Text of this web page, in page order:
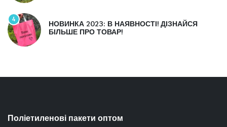
4
НОВИНКА 2023: В НАЯВНОСТІ! ДІЗНАЙСЯ
БІЛЬШЕ ПРО ТОВАР!
Поліетиленові пакети оптом